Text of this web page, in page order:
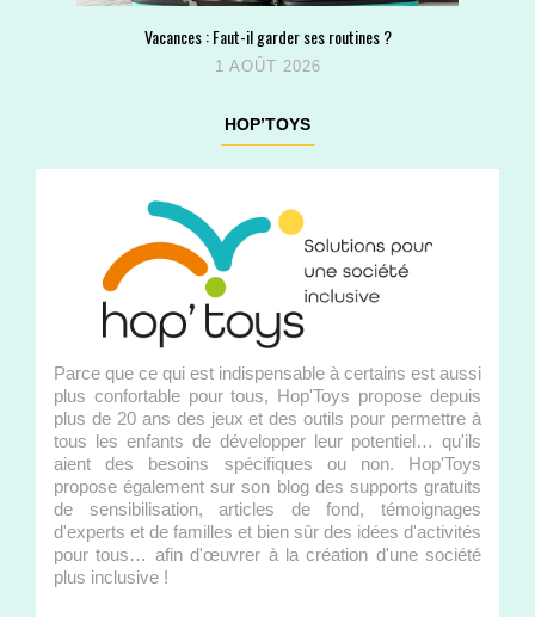
Vacances : Faut-il garder ses routines ?
1 AOÛT 2026
HOP’TOYS
Parce que ce qui est indispensable à certains est aussi
plus confortable pour tous, Hop'Toys propose depuis
plus de 20 ans des jeux et des outils pour permettre à
tous les enfants de développer leur potentiel… qu'ils
aient des besoins spécifiques ou non. Hop'Toys
propose également sur son blog des supports gratuits
de sensibilisation, articles de fond, témoignages
d'experts et de familles et bien sûr des idées d'activités
pour tous… afin d'œuvrer à la création d'une société
plus inclusive !